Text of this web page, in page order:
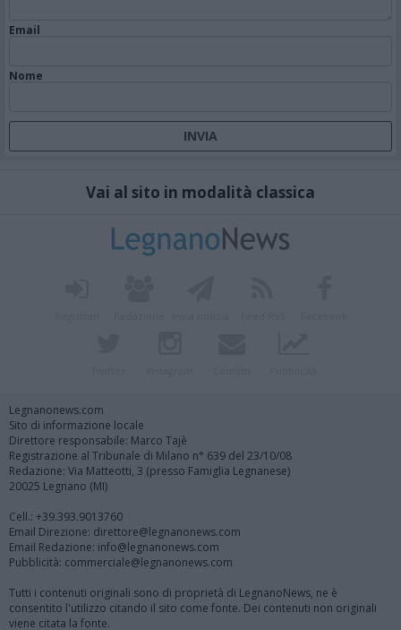
Email
Nome
Vai al sito in modalità classica
Legnanonews.com
Sito di informazione locale
Direttore responsabile: Marco Tajè
Registrazione al Tribunale di Milano n° 639 del 23/10/08
Redazione: Via Matteotti, 3 (presso Famiglia Legnanese)
20025 Legnano (MI)
Cell.: +39.393.9013760
Email Direzione: direttore@legnanonews.com
Email Redazione: info@legnanonews.com
Pubblicità: commerciale@legnanonews.com
Tutti i contenuti originali sono di proprietà di LegnanoNews, ne è
consentito l'utilizzo citando il sito come fonte. Dei contenuti non originali
viene citata la fonte.